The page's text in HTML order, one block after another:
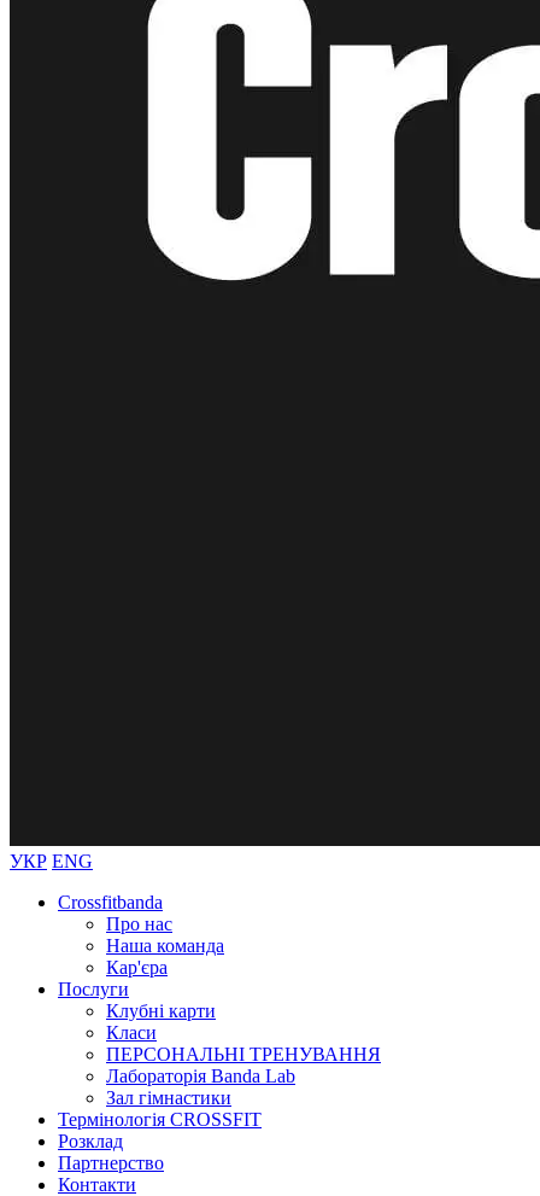
УКР ENG
Crossfitbanda
Про нас
Наша команда
Кар'єра
Послуги
Клубні карти
Класи
ПЕРСОНАЛЬНІ ТРЕНУВАННЯ
Лабораторія Banda Lab
Зал гімнастики
Термінологія CROSSFIT
Розклад
Партнерство
Контакти